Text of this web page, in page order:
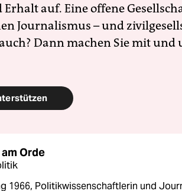
Erhalt auf. Eine offene
Journalismus – und
Dann machen Sie mit und
Orde
1966, Politikwissenschaftlerin und